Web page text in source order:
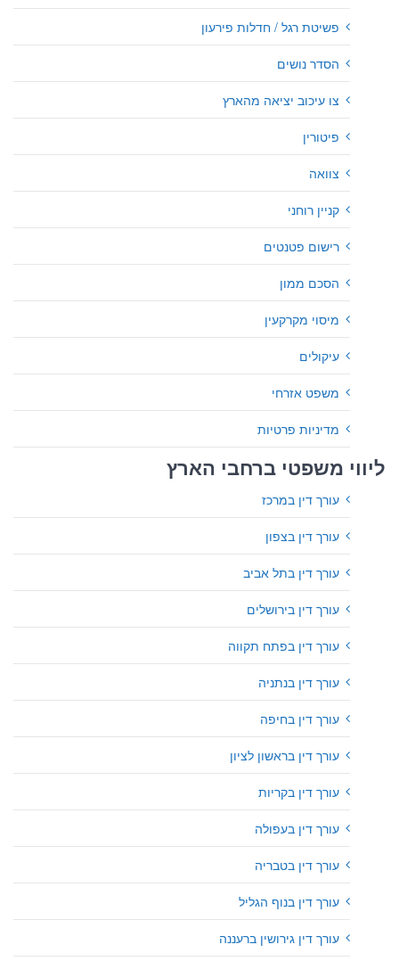
פשיטת רגל / חדלות פירעון
הסדר נושים
צו עיכוב יציאה מהארץ
פיטורין
צוואה
קניין רוחני
רישום פטנטים
הסכם ממון
מיסוי מקרקעין
עיקולים
משפט אזרחי
מדיניות פרטיות
ליווי משפטי ברחבי הארץ
עורך דין במרכז
עורך דין בצפון
עורך דין בתל אביב
עורך דין בירושלים
עורך דין בפתח תקווה
עורך דין בנתניה
עורך דין בחיפה
עורך דין בראשון לציון
עורך דין בקריות
עורך דין בעפולה
עורך דין בטבריה
עורך דין בנוף הגליל
עורך דין גירושין ברעננה